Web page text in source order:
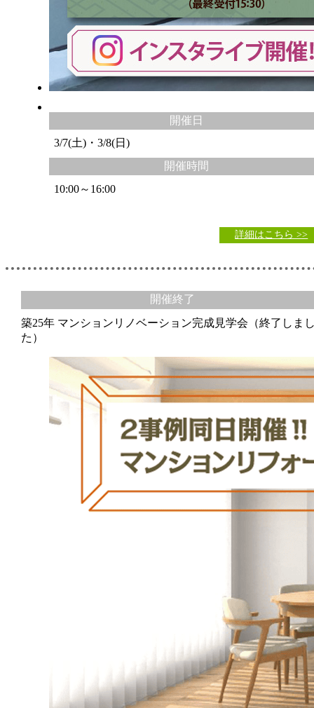
開催日
3/7(土)・3/8(日)
開催時間
10:00～16:00
詳細はこちら >>
開催終了
築25年 マンションリノベーション完成見学会（終了しま
た）